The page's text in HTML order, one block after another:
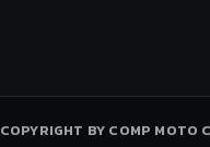
COPYRIGHT BY COMP